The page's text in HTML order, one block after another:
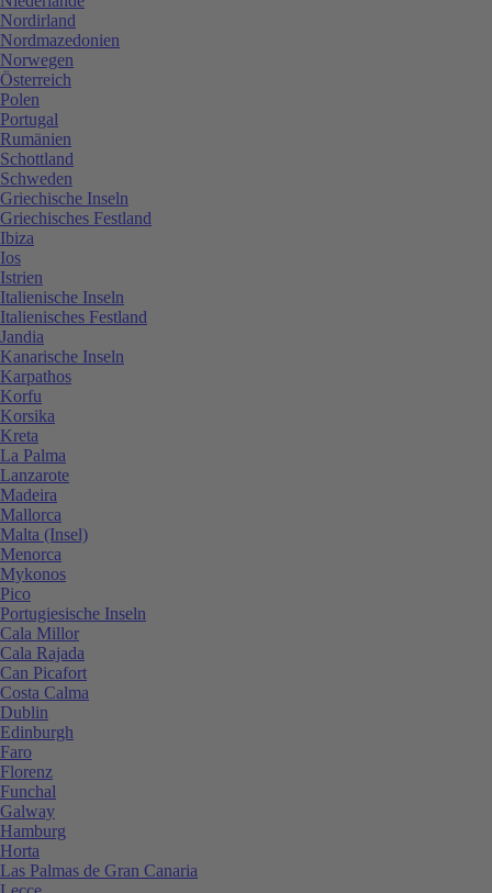
Nordirland
Nordmazedonien
Norwegen
Österreich
Polen
Portugal
Rumänien
Schottland
Schweden
Griechische Inseln
Griechisches Festland
Ibiza
Ios
Istrien
Italienische Inseln
Italienisches Festland
Jandia
Kanarische Inseln
Karpathos
Korfu
Korsika
Kreta
La Palma
Lanzarote
Madeira
Mallorca
Malta (Insel)
Menorca
Mykonos
Pico
Portugiesische Inseln
Cala Millor
Cala Rajada
Can Picafort
Costa Calma
Dublin
Edinburgh
Faro
Florenz
Funchal
Galway
Hamburg
Horta
Las Palmas de Gran Canaria